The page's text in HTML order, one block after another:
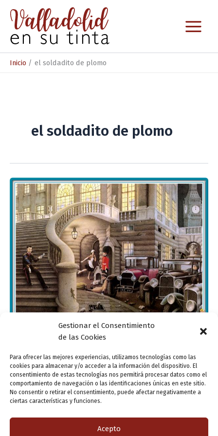
Gestionar el Consentimiento
de las Cookies
Para ofrecer las mejores experiencias, utilizamos tecnologías como las
cookies para almacenar y/o acceder a la información del dispositivo. El
consentimiento de estas tecnologías nos permitirá procesar datos como el
comportamiento de navegación o las identificaciones únicas en este sitio.
No consentir o retirar el consentimiento, puede afectar negativamente a
ciertas características y funciones.
Acepto
contenido
Inicio el soldadito de plomo
el soldadito de plomo
Valladolid se prepara para una navidad literaria
ensutinta/17 diciembre, 2014
Valladolid se llena de luces navideñas, carruseles,
puestos de chocolate calentito, artículos de broma y